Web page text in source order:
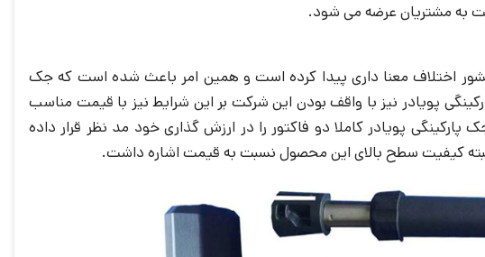
اختلاف معنا داری پیدا کرده است و همین امر باعث شده است که جک
پویادر نیز با واقف بودن این شرکت بر این شرایط نیز با قیمت مناسب
پویادر کاملا دو فاکتور را در ارزش گذاری خود مد نظر قرار داده
کیفیت سطح بالای این محصول نسبت به قیمت اشاره داشت.